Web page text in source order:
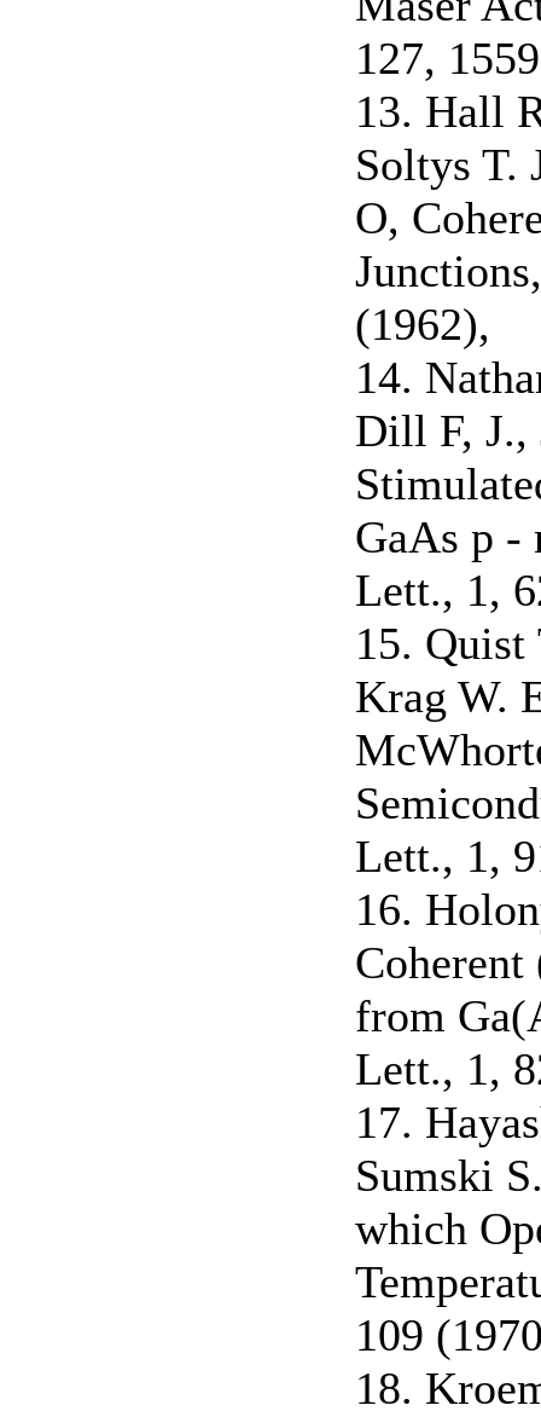
127,
13. Hall
Soltys T.
O,
(1962),
14.
Dill F, J.,
GaAs p -
Lett., 1,
15.
Krag W.
Lett., 1,
16.
from
Lett., 1,
17.
Sumski
which
109
18.